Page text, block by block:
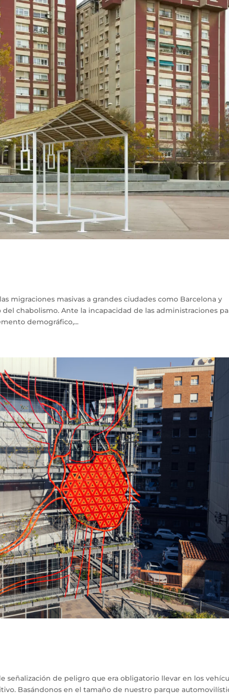
migraciones masivas a grandes ciudades como Barcelona y
chabolismo. Ante la incapacidad de las administraciones
demográfico,...
señalización de peligro que era obligatorio llevar en los
Basándonos en el tamaño de nuestro parque